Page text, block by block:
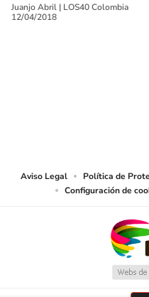
Juanjo Abril | LOS40 Colombia
12/04/2018
Aviso Legal Política de
Configuración de